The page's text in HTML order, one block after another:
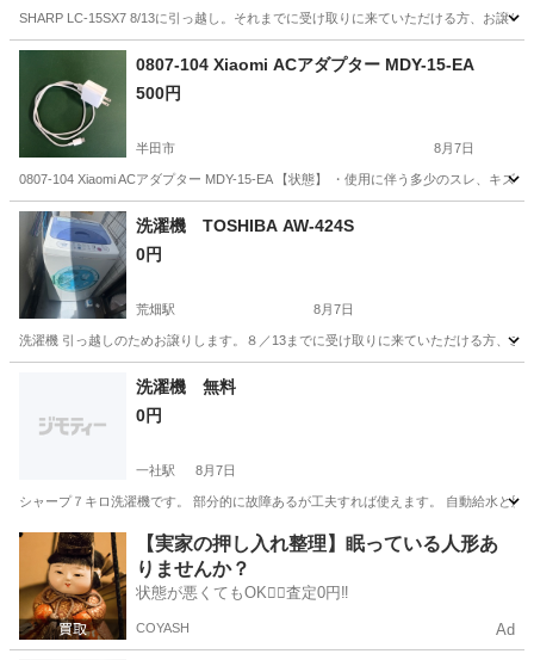
SHARP LC-15SX7 8/13に引っ越し。それまでに受け取りに来ていただける方、お譲り
愛知 名古屋市 0807-104 Xiaomi ACアダプター MDY-15-EA
500円
半田市 8月7日
0807-104 Xiaomi ACアダプター MDY-15-EA 【状態】 ・使用に伴う多少のスレ、キズ
愛知 半田市 生活家電
洗濯機 TOSHIBA AW-424S
0円
荒畑駅 8月7日
洗濯機 引っ越しのためお譲りします。８／13までに受け取りに来ていただける方、ご
荒畑駅 生活家電
洗濯機 無料
0円
一社駅 8月7日
シャープ７キロ洗濯機です。 部分的に故障あるが工夫すれば使えます。 自動給水と
愛知 名古屋市 一社駅 生活家電 はさみ
【実家の押し入れ整理】眠っている人形あ
りませんか？
状態が悪くてもOK🙆‍♀️査定0円‼️
COYASH Ad